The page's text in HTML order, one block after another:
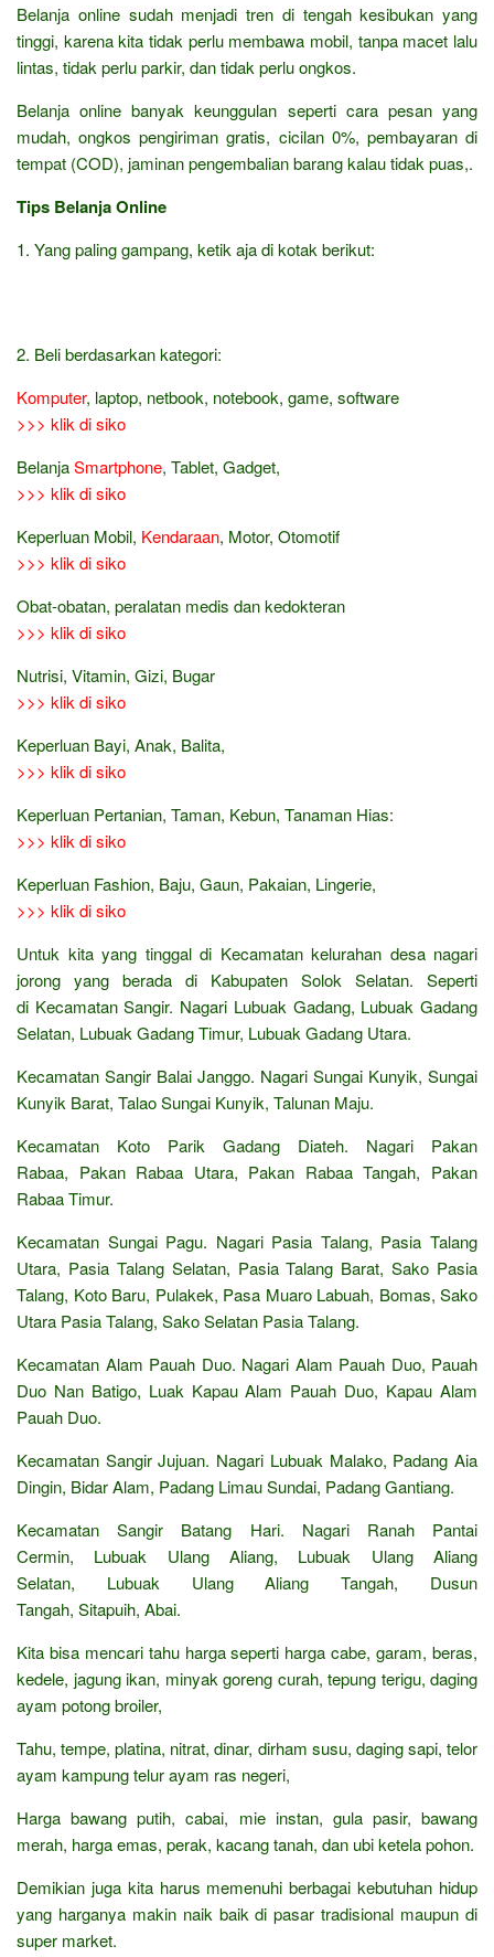
Belanja online sudah menjadi tren di tengah kesibukan yang
tinggi, karena kita tidak perlu membawa mobil, tanpa macet lalu
lintas, tidak perlu parkir, dan tidak perlu ongkos.
Belanja online banyak keunggulan seperti cara pesan yang
mudah, ongkos pengiriman gratis, cicilan 0%, pembayaran di
tempat (COD), jaminan pengembalian barang kalau tidak puas,.
Tips Belanja Online
1. Yang paling gampang, ketik aja di kotak berikut:
2. Beli berdasarkan kategori:
Komputer, laptop, netbook, notebook, game, software
>>> klik di siko
BelanjaSmartphone, Tablet, Gadget,
>>> klik di siko
Keperluan Mobil, Kendaraan, Motor, Otomotif
>>> klik di siko
Obat-obatan, peralatan medis dan kedokteran
>>> klik di siko
Nutrisi, Vitamin, Gizi, Bugar
>>> klik di siko
Keperluan Bayi, Anak, Balita,
>>> klik di siko
Keperluan Pertanian, Taman, Kebun, Tanaman Hias:
>>> klik di siko
Keperluan Fashion, Baju, Gaun, Pakaian, Lingerie,
>>> klik di siko
Untuk kita yang tinggal di Kecamatan kelurahan desa nagari
jorong yang berada di Kabupaten Solok Selatan. Seperti
di Kecamatan Sangir. Nagari Lubuak Gadang, Lubuak Gadang
Selatan, Lubuak Gadang Timur, Lubuak Gadang Utara.
Kecamatan Sangir Balai Janggo. Nagari Sungai Kunyik, Sungai
Kunyik Barat, Talao Sungai Kunyik, Talunan Maju.
Kecamatan Koto Parik Gadang Diateh. Nagari Pakan
Rabaa, Pakan Rabaa Utara, Pakan Rabaa Tangah, Pakan
Rabaa Timur.
Kecamatan Sungai Pagu. Nagari Pasia Talang, Pasia Talang
Utara, Pasia Talang Selatan, Pasia Talang Barat, Sako Pasia
Talang, Koto Baru, Pulakek, Pasa Muaro Labuah, Bomas, Sako
Utara Pasia Talang, Sako Selatan Pasia Talang.
Kecamatan Alam Pauah Duo. Nagari Alam Pauah Duo, Pauah
Duo Nan Batigo, Luak Kapau Alam Pauah Duo, Kapau Alam
Pauah Duo.
Kecamatan Sangir Jujuan. Nagari Lubuak Malako, Padang Aia
Dingin, Bidar Alam, Padang Limau Sundai, Padang Gantiang.
Kecamatan Sangir Batang Hari. Nagari Ranah Pantai
Cermin, Lubuak Ulang Aliang, Lubuak Ulang Aliang
Selatan, Lubuak Ulang Aliang Tangah, Dusun
Tangah, Sitapuih, Abai.
Kita bisa mencari tahu harga seperti harga cabe, garam, beras,
kedele, jagung ikan, minyak goreng curah, tepung terigu, daging
ayam potong broiler,
Tahu, tempe, platina, nitrat, dinar, dirham susu, daging sapi, telor
ayam kampung telur ayam ras negeri,
Harga bawang putih, cabai, mie instan, gula pasir, bawang
merah, harga emas, perak, kacang tanah, dan ubi ketela pohon.
Demikian juga kita harus memenuhi berbagai kebutuhan hidup
yang harganya makin naik baik di pasar tradisional maupun di
super market.